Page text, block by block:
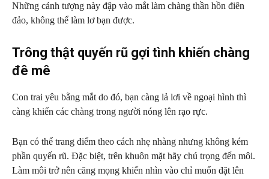
Những cảnh tượng này đập vào mắt làm chàng thần hồn điên
đảo, không thể làm lơ bạn được.
Trông thật quyến rũ gợi tình khiến chàng
đê mê
Con trai yêu bằng mắt do đó, bạn càng lả lơi về ngoại hình thì
càng khiến các chàng trong người nóng lên rạo rực.
Bạn có thể trang điểm theo cách nhẹ nhàng nhưng không kém
phần quyến rũ. Đặc biệt, trên khuôn mặt hãy chú trọng đến môi.
Làm môi trở nên căng mọng khiến nhìn vào chỉ muốn đặt lên